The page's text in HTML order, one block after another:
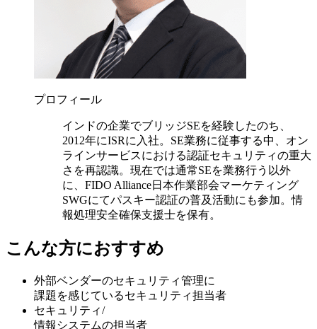
プロフィール
インドの企業でブリッジSEを経験したのち、
2012年にISRに入社。SE業務に従事する中、オン
ラインサービスにおける認証セキュリティの重大
さを再認識。現在では通常SEを業務行う以外
に、FIDO Alliance日本作業部会マーケティング
SWGにてパスキー認証の普及活動にも参加。情
報処理安全確保支援士を保有。
こんな方におすすめ
外部ベンダーのセキュリティ管理に
課題を感じているセキュリティ担当者
セキュリティ/
情報システムの担当者